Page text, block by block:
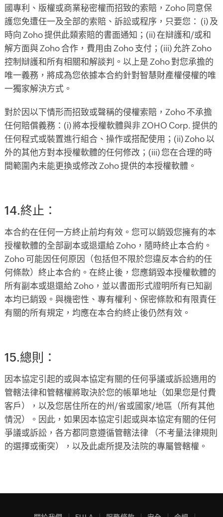
國專利、版權或商業秘密權而招致的索賠，Zoho 同意保
護您免遭任一及全部的索賠、訴訟或程序，只要您： (i) 及
時向 Zoho 提供此類索賠的書面通知；(ii) 在辯護和/或和
解方面與 Zoho 合作，費用由 Zoho 支付；(iii) 允許 Zoho
控制辯護和所有相關和解談判。以上是 Zoho 對您承擔的
唯一義務，將成為您依據本合約針對智慧財產權侵權的唯
一獨家解決方式。
對於因以下情形而招致或聲稱的侵權索賠，Zoho 不承擔
任何賠償義務：(i) 將本授權軟體與非 ZOHO Corp. 提供的
任何程式或裝置進行組合、操作或搭配使用；(ii) Zoho 以
外的其他方對本授權軟體的任何修改；(iii) 您在合理的時
間範圍內未能更換或修改 Zoho 提供的本授權軟體。
14.終止：
本合約在任何一方終止前均有效。您可以銷毀您擁有的本
授權軟體的全部副本或退還給 Zoho，隨時終止本合約。
Zoho 可能因任何原因（包括但不限於您違反本合約的任
何條款）終止本合約。在終止後，您應銷毀本授權軟體的
所有副本或退還給 Zoho，並以書面形式證明所有已知副
本均已銷毀。與機密性、專有權利、保密條款和有限責任
有關的所有規定，均應在本合約終止後仍然有效。
15.總則：
因本協定引起的或與本協定有關的任何爭議或訴訟適用的
管轄法律和管轄權將取決於您的帳單地址（如果您是付費
客戶），以及您居住所在的州/省或國家/地區（所有其他
情況）。因此，如果因本協定引起或與本協定有關的任何
爭議或訴訟，各方都同意遵循管轄法律 （不考量法律規則
的選擇或衝突），以及此處所提及法院的專屬管轄權。